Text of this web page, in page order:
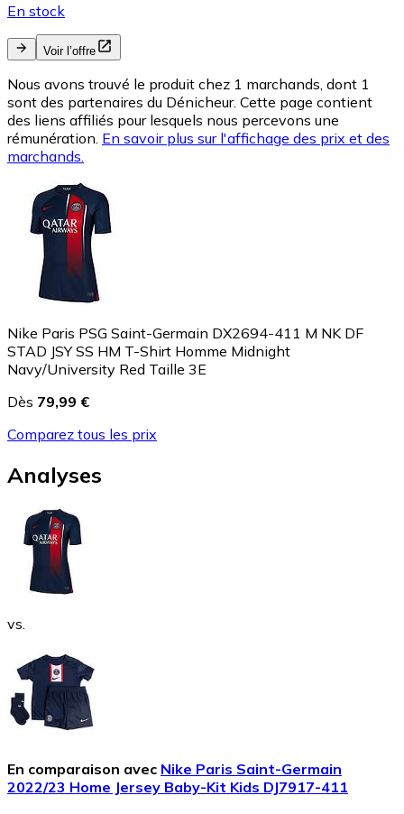
En stock
Voir l’offre
Nous avons trouvé le produit chez 1 marchands, dont 1
sont des partenaires du Dénicheur. Cette page contient
des liens affiliés pour lesquels nous percevons une
rémunération. En savoir plus sur l'affichage des prix et des
marchands.
Nike Paris PSG Saint-Germain DX2694-411 M NK DF
STAD JSY SS HM T-Shirt Homme Midnight
Navy/University Red Taille 3E
Dès 79,99 €
Comparez tous les prix
Analyses
vs.
En comparaison avec Nike Paris Saint-Germain
2022/23 Home Jersey Baby-Kit Kids DJ7917-411